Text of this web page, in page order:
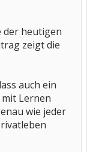
der heutigen
zeigt die
auch ein
Lernen
wie jeder